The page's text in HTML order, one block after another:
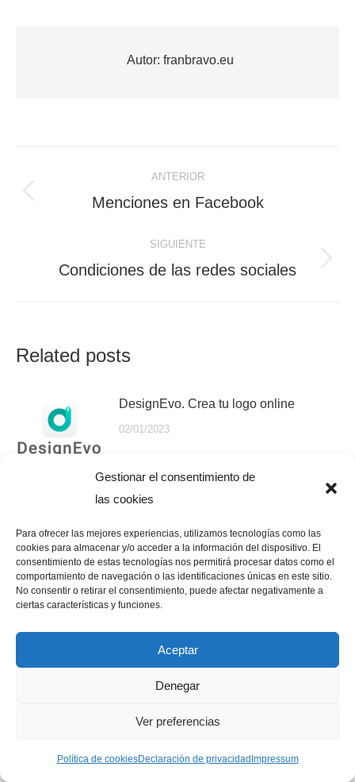
Gestionar el consentimiento de
las cookies
Para ofrecer las mejores experiencias, utilizamos tecnologías como las
cookies para almacenar y/o acceder a la información del dispositivo. El
consentimiento de estas tecnologías nos permitirá procesar datos como el
comportamiento de navegación o las identificaciones únicas en este sitio.
No consentir o retirar el consentimiento, puede afectar negativamente a
ciertas características y funciones.
Aceptar
Denegar
Ver preferencias
Política de cookiesDeclaración de privacidad Impressum
Autor: franbravo.eu
entre
publicaciones
ANTERIOR
Publicación
Menciones en Facebook
SIGUIENTE
Publicación
Condiciones de las redes sociales
Related posts
DesignEvo. Crea tu logo online
02/01/2023
5 herramientas gratuitas para gestionar
16/12/2022
Mencionar una página de Facebook
12/02/2022